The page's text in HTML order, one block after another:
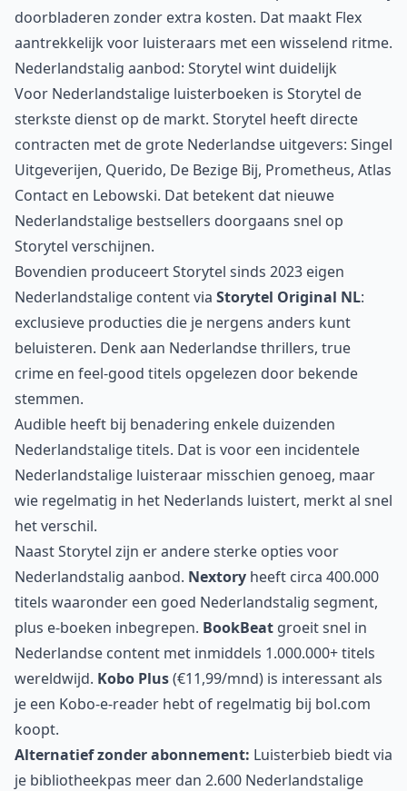
doorbladeren zonder extra kosten. Dat maakt Flex
aantrekkelijk voor luisteraars met een wisselend ritme.
Nederlandstalig aanbod: Storytel wint duidelijk
Voor Nederlandstalige luisterboeken is Storytel de
sterkste dienst op de markt. Storytel heeft directe
contracten met de grote Nederlandse uitgevers: Singel
Uitgeverijen, Querido, De Bezige Bij, Prometheus, Atlas
Contact en Lebowski. Dat betekent dat nieuwe
Nederlandstalige bestsellers doorgaans snel op
Storytel verschijnen.
Bovendien produceert Storytel sinds 2023 eigen
Nederlandstalige content via Storytel Original NL:
exclusieve producties die je nergens anders kunt
beluisteren. Denk aan Nederlandse thrillers, true
crime en feel-good titels opgelezen door bekende
stemmen.
Audible heeft bij benadering enkele duizenden
Nederlandstalige titels. Dat is voor een incidentele
Nederlandstalige luisteraar misschien genoeg, maar
wie regelmatig in het Nederlands luistert, merkt al snel
het verschil.
Naast Storytel zijn er andere sterke opties voor
Nederlandstalig aanbod. Nextory heeft circa 400.000
titels waaronder een goed Nederlandstalig segment,
plus e-boeken inbegrepen. BookBeat groeit snel in
Nederlandse content met inmiddels 1.000.000+ titels
wereldwijd. Kobo Plus(€11,99/mnd) is interessant als
je een Kobo-e-reader hebt of regelmatig bij bol.com
koopt.
Alternatief zonder abonnement: Luisterbieb biedt via
je bibliotheekpas meer dan 2.600 Nederlandstalige